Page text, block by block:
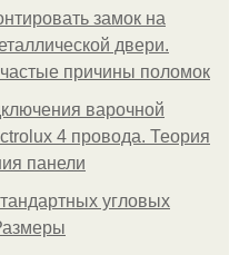
замок на
двери.
причины поломок
варочной
4 провода. Теория
панели
угловых